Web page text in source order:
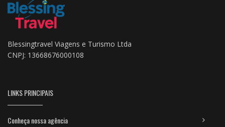
Blessingtravel Viagens e Turismo Ltda
CNPJ: 13668676000108
LINKS PRINCIPAIS
Conheça nossa agência